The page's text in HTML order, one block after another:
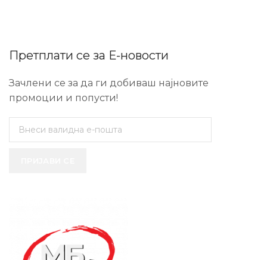
Претплати се за Е-новости
Зачлени се за да ги добиваш најновите
промоции и попусти!